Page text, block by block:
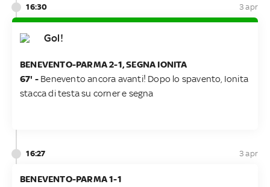
16:30 3 apr
Gol!
BENEVENTO-PARMA 2-1, SEGNA IONITA
67' - Benevento ancora avanti! Dopo lo spavento, Ionita
stacca di testa su corner e segna
16:27 3 apr
BENEVENTO-PARMA 1-1